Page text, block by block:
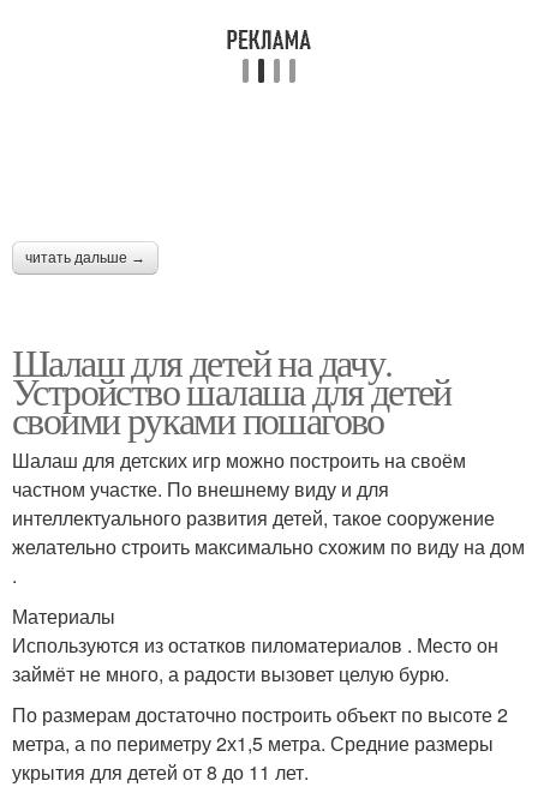
читать дальше →
Шалаш для детей на дачу.
Устройство шалаша для детей
своими руками пошагово
Шалаш для детских игр можно построить на своём
частном участке. По внешнему виду и для
интеллектуального развития детей, такое сооружение
желательно строить максимально схожим по виду на дом
.
Материалы
Используются из остатков пиломатериалов . Место он
займёт не много, а радости вызовет целую бурю.
По размерам достаточно построить объект по высоте 2
метра, а по периметру 2х1,5 метра. Средние размеры
укрытия для детей от 8 до 11 лет.